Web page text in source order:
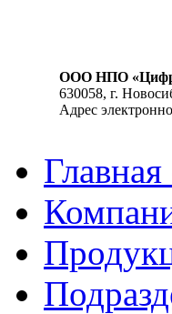
ООО НПО
630058, г.
Адрес